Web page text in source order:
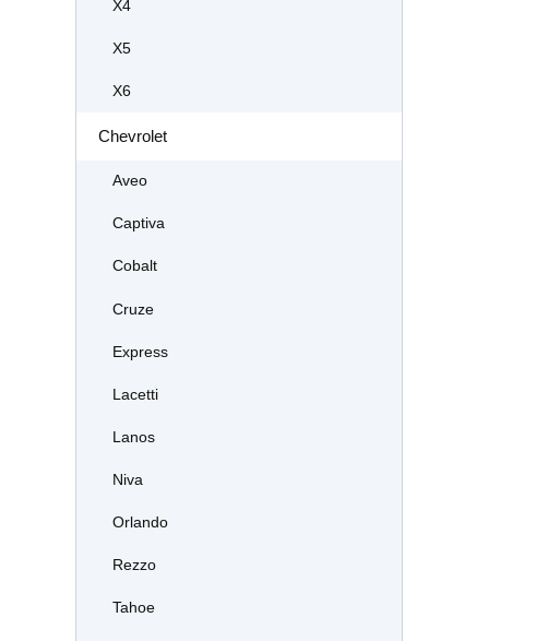
X4
X5
X6
Chevrolet
Aveo
Captiva
Cobalt
Cruze
Express
Lacetti
Lanos
Niva
Orlando
Rezzo
Tahoe